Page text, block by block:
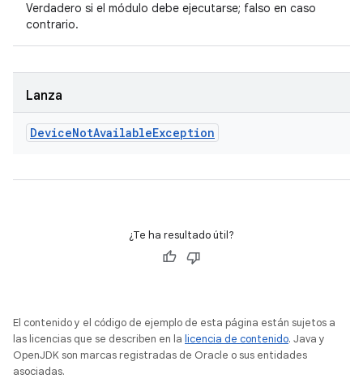
Verdadero si el módulo debe ejecutarse; falso en caso
contrario.
Lanza
DeviceNotAvailableException
¿Te ha resultado útil?
El contenido y el código de ejemplo de esta página están sujetos a
las licencias que se describen en la licencia de contenido. Java y
OpenJDK son marcas registradas de Oracle o sus entidades
asociadas.